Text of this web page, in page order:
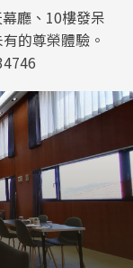
廳、10樓發呆
的尊榮體驗。